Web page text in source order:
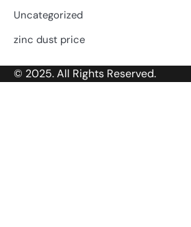
Uncategorized
zinc dust price
© 2025. All Rights Reserved.